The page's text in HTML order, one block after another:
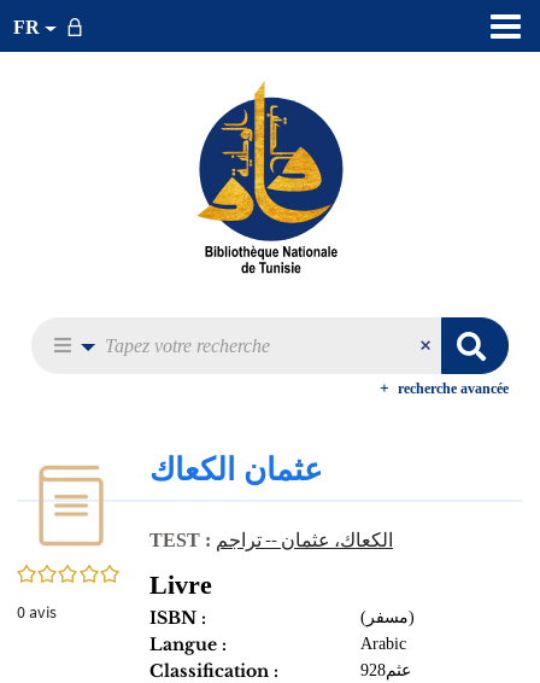
FR
recherche avancée
0/5
0avis
عثمان الكعاك
TEST : الكعاك، عثمان -- تراجم
Livre
ISBN : (مسفر)
Langue : Arabic
Classification : 928عثم